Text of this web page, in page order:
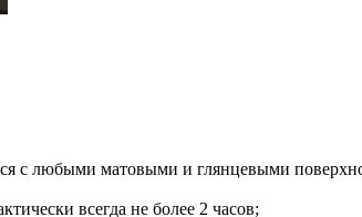
с любыми матовыми и глянцевыми
всегда не более 2 часов;